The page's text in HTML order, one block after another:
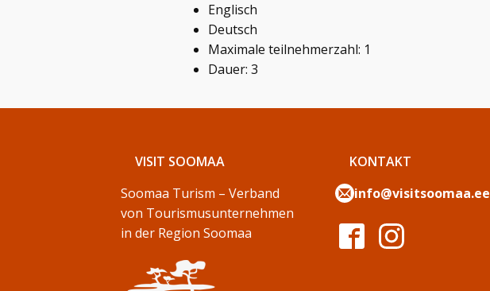
Englisch
Deutsch
Maximale teilnehmerzahl: 1
Dauer: 3
VISIT SOOMAA
Soomaa Turism – Verband
von Tourismusunternehmen
in der Region Soomaa
KONTAKT
info@visitsoomaa.ee